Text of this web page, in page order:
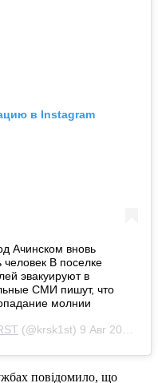
в Instagram
Ачинском вновь
человек В поселке
эвакуируют в
СМИ пишут, что
молнии
(@krsk1st) 9 Авг 2019 в 8:20 PDT
повідомило, що